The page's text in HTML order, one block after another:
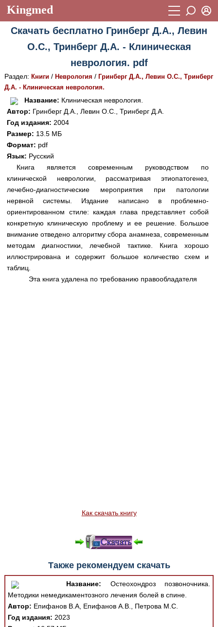
Kingmed
Учебный материал
Видеогалерея 899
Истории болезней 1268
Лекции и презентации 2474
Аккредитационные тесты
Методические рекомендации
Научно-популярное
Новости (244)
Медицинская стандартизация
Нормативы экстренной и неотложной помощи
Нормы лабораторных и инструментальных
исследований
Восстановить пароль
Регистрация
Скачать бесплатно Гринберг Д.А., Левин
О.С., Тринберг Д.А. - Клиническая
неврология. pdf
Раздел: Книги/ Неврология / Гринберг Д.А., Левин О.С., Тринберг
Д.А. - Клиническая неврология.
Название: Клиническая неврология.
Автор: Гринберг Д.А., Левин О.С., Тринберг Д.А.
Год издания: 2004
Размер: 13.5 МБ
Формат: pdf
Язык: Русский
Книга является современным руководством по
клинической неврологии, рассматривая этиопатогенез,
лечебно-диагностические мероприятия при патологии
нервной системы. Издание написано в проблемно-
ориентированном стиле: каждая глава представляет собой
конкретную клиническую проблему и ее решение. Большое
внимание отведено алгоритму сбора анамнеза, современным
методам диагностики, лечебной тактике. Книга хорошо
иллюстрирована и содержит большое количество схем и
таблиц.
Эта книга удалена по требованию правообладателя
Как скачать книгу
Также рекомендуем скачать
Название: Остеохондроз позвоночника.
Методики немедикаментозного лечения болей в спине.
Автор: Епифанов В.А, Епифанов А.В., Петрова М.С.
Год издания: 2023